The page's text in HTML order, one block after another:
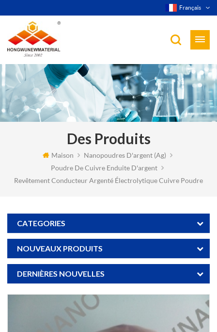
Français
Des Produits
Maison
Nanopoudres D'argent (ag)
Poudre De Cuivre Enduite D'argent
Revêtement Conducteur Argenté Électrolytique Cuivre Poudre
CATEGORIES
NOUVEAUX PRODUITS
DERNIÈRES NOUVELLES